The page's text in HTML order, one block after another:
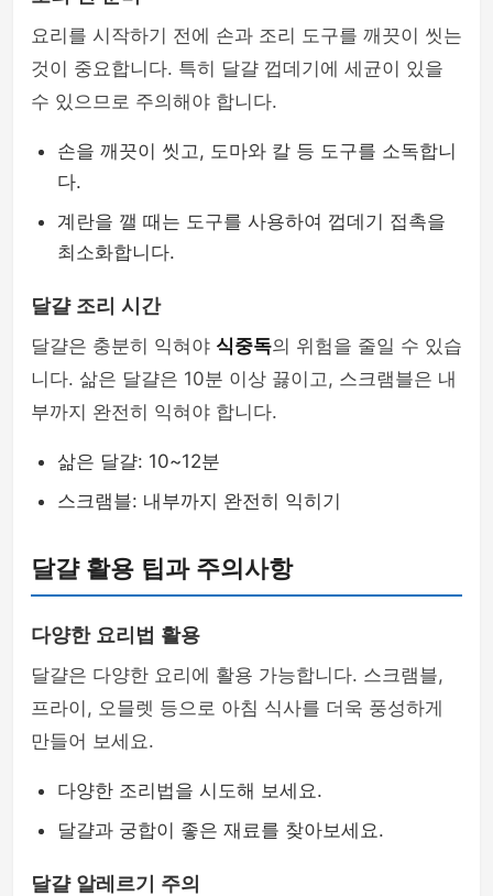
요리를 시작하기 전에 손과 조리 도구를 깨끗이 씻는
것이 중요합니다. 특히 달걀 껍데기에 세균이 있을
수 있으므로 주의해야 합니다.
손을 깨끗이 씻고, 도마와 칼 등 도구를 소독합니
다.
계란을 깰 때는 도구를 사용하여 껍데기 접촉을
최소화합니다.
달걀 조리 시간
달걀은 충분히 익혀야 식중독의 위험을 줄일 수 있습
니다. 삶은 달걀은 10분 이상 끓이고, 스크램블은 내
부까지 완전히 익혀야 합니다.
삶은 달걀: 10~12분
스크램블: 내부까지 완전히 익히기
달걀 활용 팁과 주의사항
다양한 요리법 활용
달걀은 다양한 요리에 활용 가능합니다. 스크램블,
프라이, 오믈렛 등으로 아침 식사를 더욱 풍성하게
만들어 보세요.
다양한 조리법을 시도해 보세요.
달걀과 궁합이 좋은 재료를 찾아보세요.
달걀 알레르기 주의